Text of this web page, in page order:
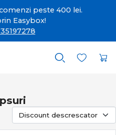
peste 400 lei.
Easybox!